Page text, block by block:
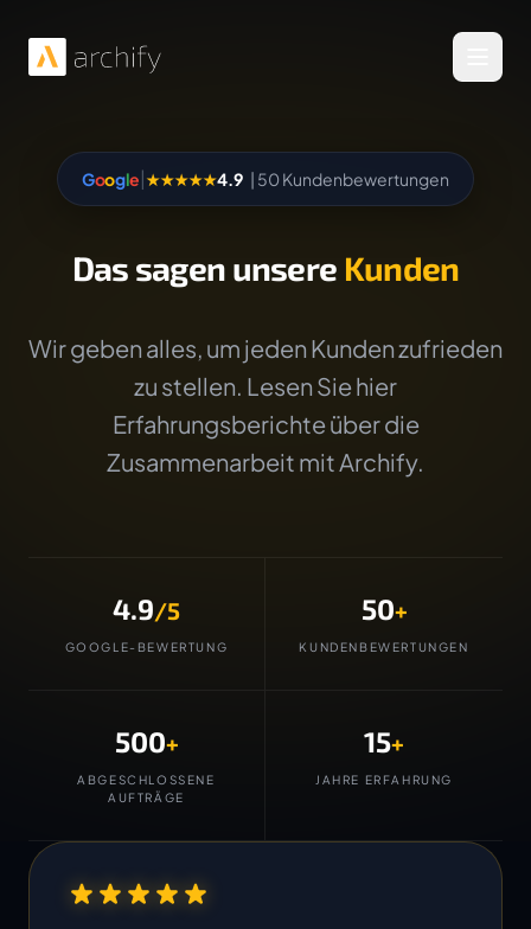
Google|★★★★★4.9 | 50 Kundenbewertungen
Das sagen unsere Kunden
Wir geben alles, um jeden Kunden zufrieden
zu stellen. Lesen Sie hier
Erfahrungsberichte über die
Zusammenarbeit mit Archify.
4.9/5
GOOGLE-BEWERTUNG
50+
KUNDENBEWERTUNGEN
500+
ABGESCHLOSSENE
AUFTRÄGE
15+
JAHRE ERFAHRUNG